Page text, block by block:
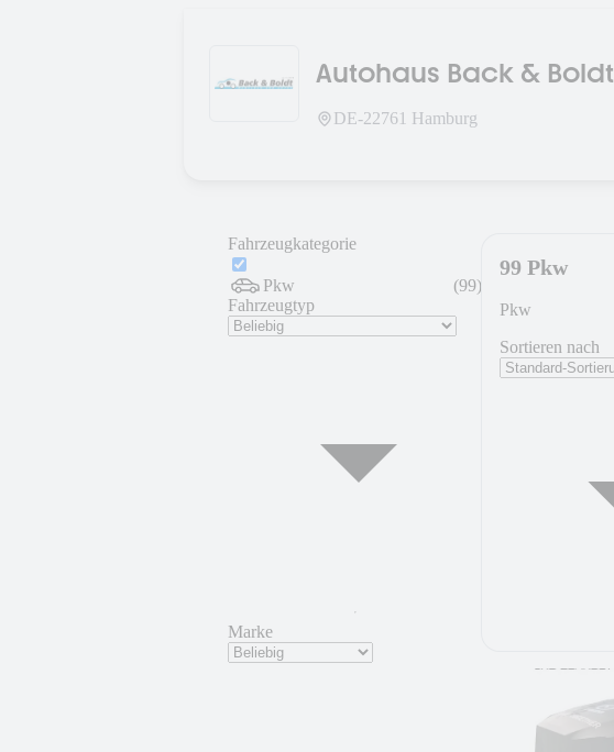
Autohaus Back & Boldt
DE-22761 Hamburg
Fahrzeugkategorie
Pkw (99)
Fahrzeugtyp
Marke
99 Pkw
Pkw
Sortieren nach